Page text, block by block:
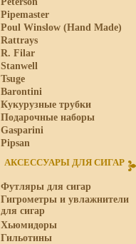
Pipemaster
Poul Winslow (Hand Made)
Rattrays
R. Filar
Stanwell
Tsuge
Barontini
Кукурузные трубки
Подарочные наборы
Gasparini
Pipsan
АКСЕССУАРЫ ДЛЯ СИГАР
Футляры для сигар
Гигрометры и увлажнители
для сигар
Хьюмидоры
Гильотины